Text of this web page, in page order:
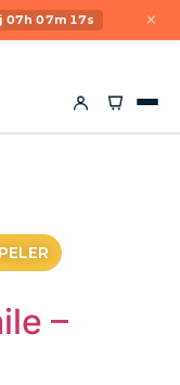
07h 07m 17s ×
–